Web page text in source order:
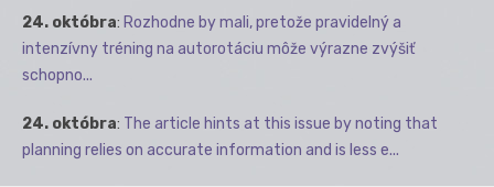
24. októbra: Rozhodne by mali, pretože pravidelný a
intenzívny tréning na autorotáciu môže výrazne zvýšiť
schopno...
24. októbra: The article hints at this issue by noting that
planning relies on accurate information and is less e...